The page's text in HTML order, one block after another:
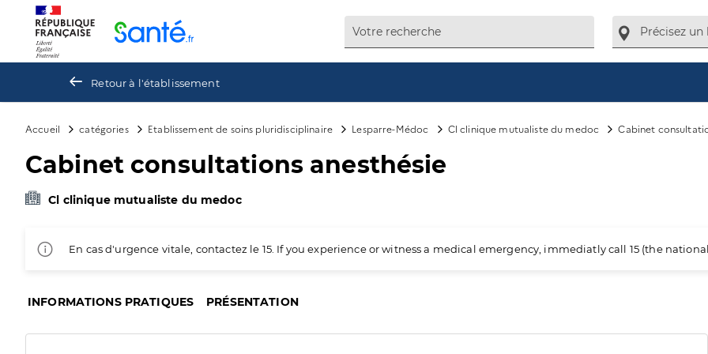
Retour à l'établissement
Accueil catégories Etablissement de soins pluridisciplinaire Lesparre-Médoc Cl clinique mutualiste du medoc Cabinet
Cabinet consultations anesthésie
Cl clinique mutualiste du medoc
En cas d'urgence vitale, contactez le 15. If you experience or witness a medical emergency, immediatly call 15 (the
INFORMATIONS PRATIQUES PRÉSENTATION
Panneau de gestion des cookies